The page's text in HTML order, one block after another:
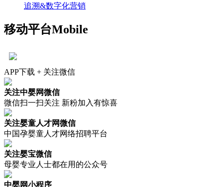
追溯&数字化营销
移动平台Mobile
APP下载 + 关注微信
关注中婴网微信
微信扫一扫关注 新粉加入有惊喜
关注婴童人才网微信
中国孕婴童人才网络招聘平台
关注婴宝微信
母婴专业人士都在用的公众号
中婴网小程序